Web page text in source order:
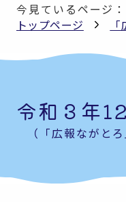
今見ているページ：
トップページ
令和３年
（「広報ながとろ